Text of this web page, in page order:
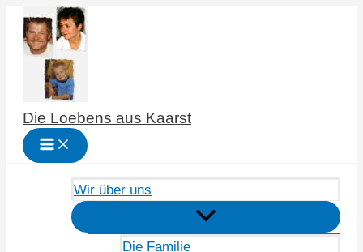
Zum
Inhalt
springen
Die Loebens aus Kaarst
Wir über uns
Die Familie